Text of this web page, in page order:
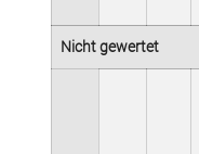
Nicht gewertet